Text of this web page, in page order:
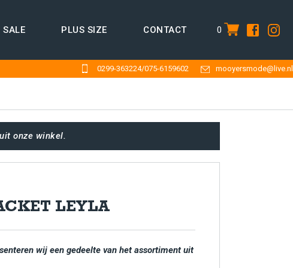
0 item
SALE PLUS SIZE CONTACT
0299-363224/075-6159602 mooyersmode@live.nl
onze winkel.
LEYLA
wij een gedeelte van het assortiment uit